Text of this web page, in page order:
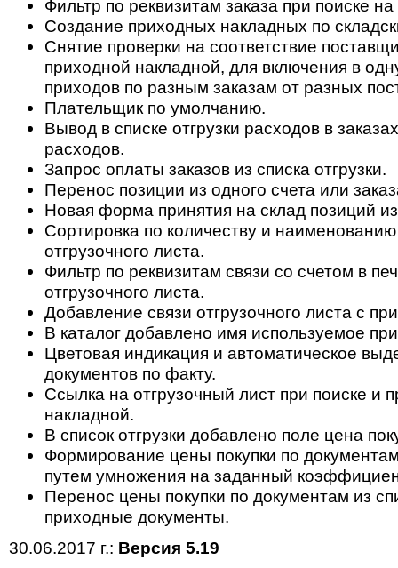
Фильтр по реквизитам заказа при поиске
Создание приходных накладных по
Снятие проверки на соответствие
приходной накладной, для включения в
приходов по разным заказам от разных
Плательщик по умолчанию.
Вывод в списке отгрузки расходов в
расходов.
Запрос оплаты заказов из списка отгрузки.
Перенос позиции из одного счета или
Новая форма принятия на склад позиций из
Сортировка по количеству и
отгрузочного листа.
Фильтр по реквизитам связи со счетом в
отгрузочного листа.
Добавление связи отгрузочного листа с
В каталог добавлено имя используемое
Цветовая индикация и автоматическое
документов по факту.
Ссылка на отгрузочный лист при поиске и
накладной.
В список отгрузки добавлено поле цена
Формирование цены покупки по документам
путем умножения на заданный
Перенос цены покупки по документам из
приходные документы.
30.06.2017 г.: Версия 5.19